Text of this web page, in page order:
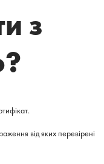
з
від яких перевірені